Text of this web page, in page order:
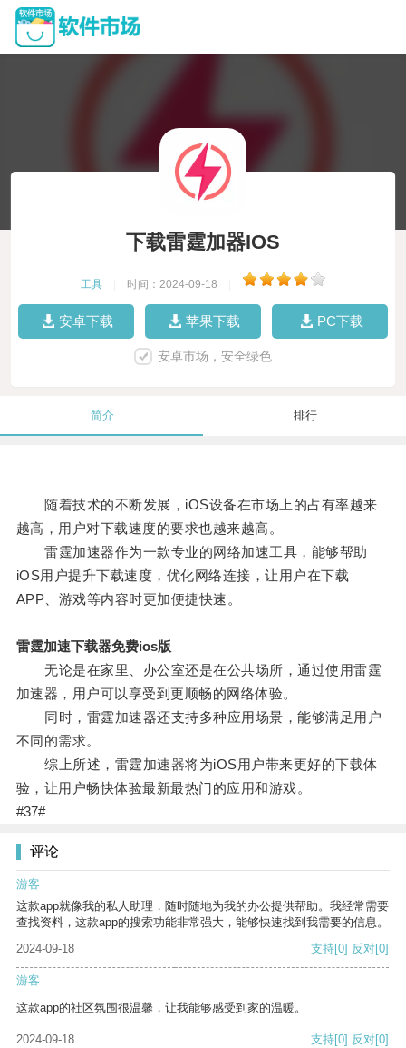
下载雷霆加器IOS
工具 时间：2024-09-18
安卓下载 苹果下载 PC下载
安卓市场，安全绿色
简介 排行
随着技术的不断发展，iOS设备在市场上的占有率越来
越高，用户对下载速度的要求也越来越高。
雷霆加速器作为一款专业的网络加速工具，能够帮助
iOS用户提升下载速度，优化网络连接，让用户在下载
APP、游戏等内容时更加便捷快速。
雷霆加速下载器免费ios版
无论是在家里、办公室还是在公共场所，通过使用雷霆
加速器，用户可以享受到更顺畅的网络体验。
同时，雷霆加速器还支持多种应用场景，能够满足用户
不同的需求。
综上所述，雷霆加速器将为iOS用户带来更好的下载体
验，让用户畅快体验最新最热门的应用和游戏。
#37#
评论
游客
这款app就像我的私人助理，随时随地为我的办公提供帮助。我经常需要
查找资料，这款app的搜索功能非常强大，能够快速找到我需要的信息。
2024-09-18
支持[0] 反对[0]
游客
这款app的社区氛围很温馨，让我能够感受到家的温暖。
2024-09-18 支持[0] 反对[0]